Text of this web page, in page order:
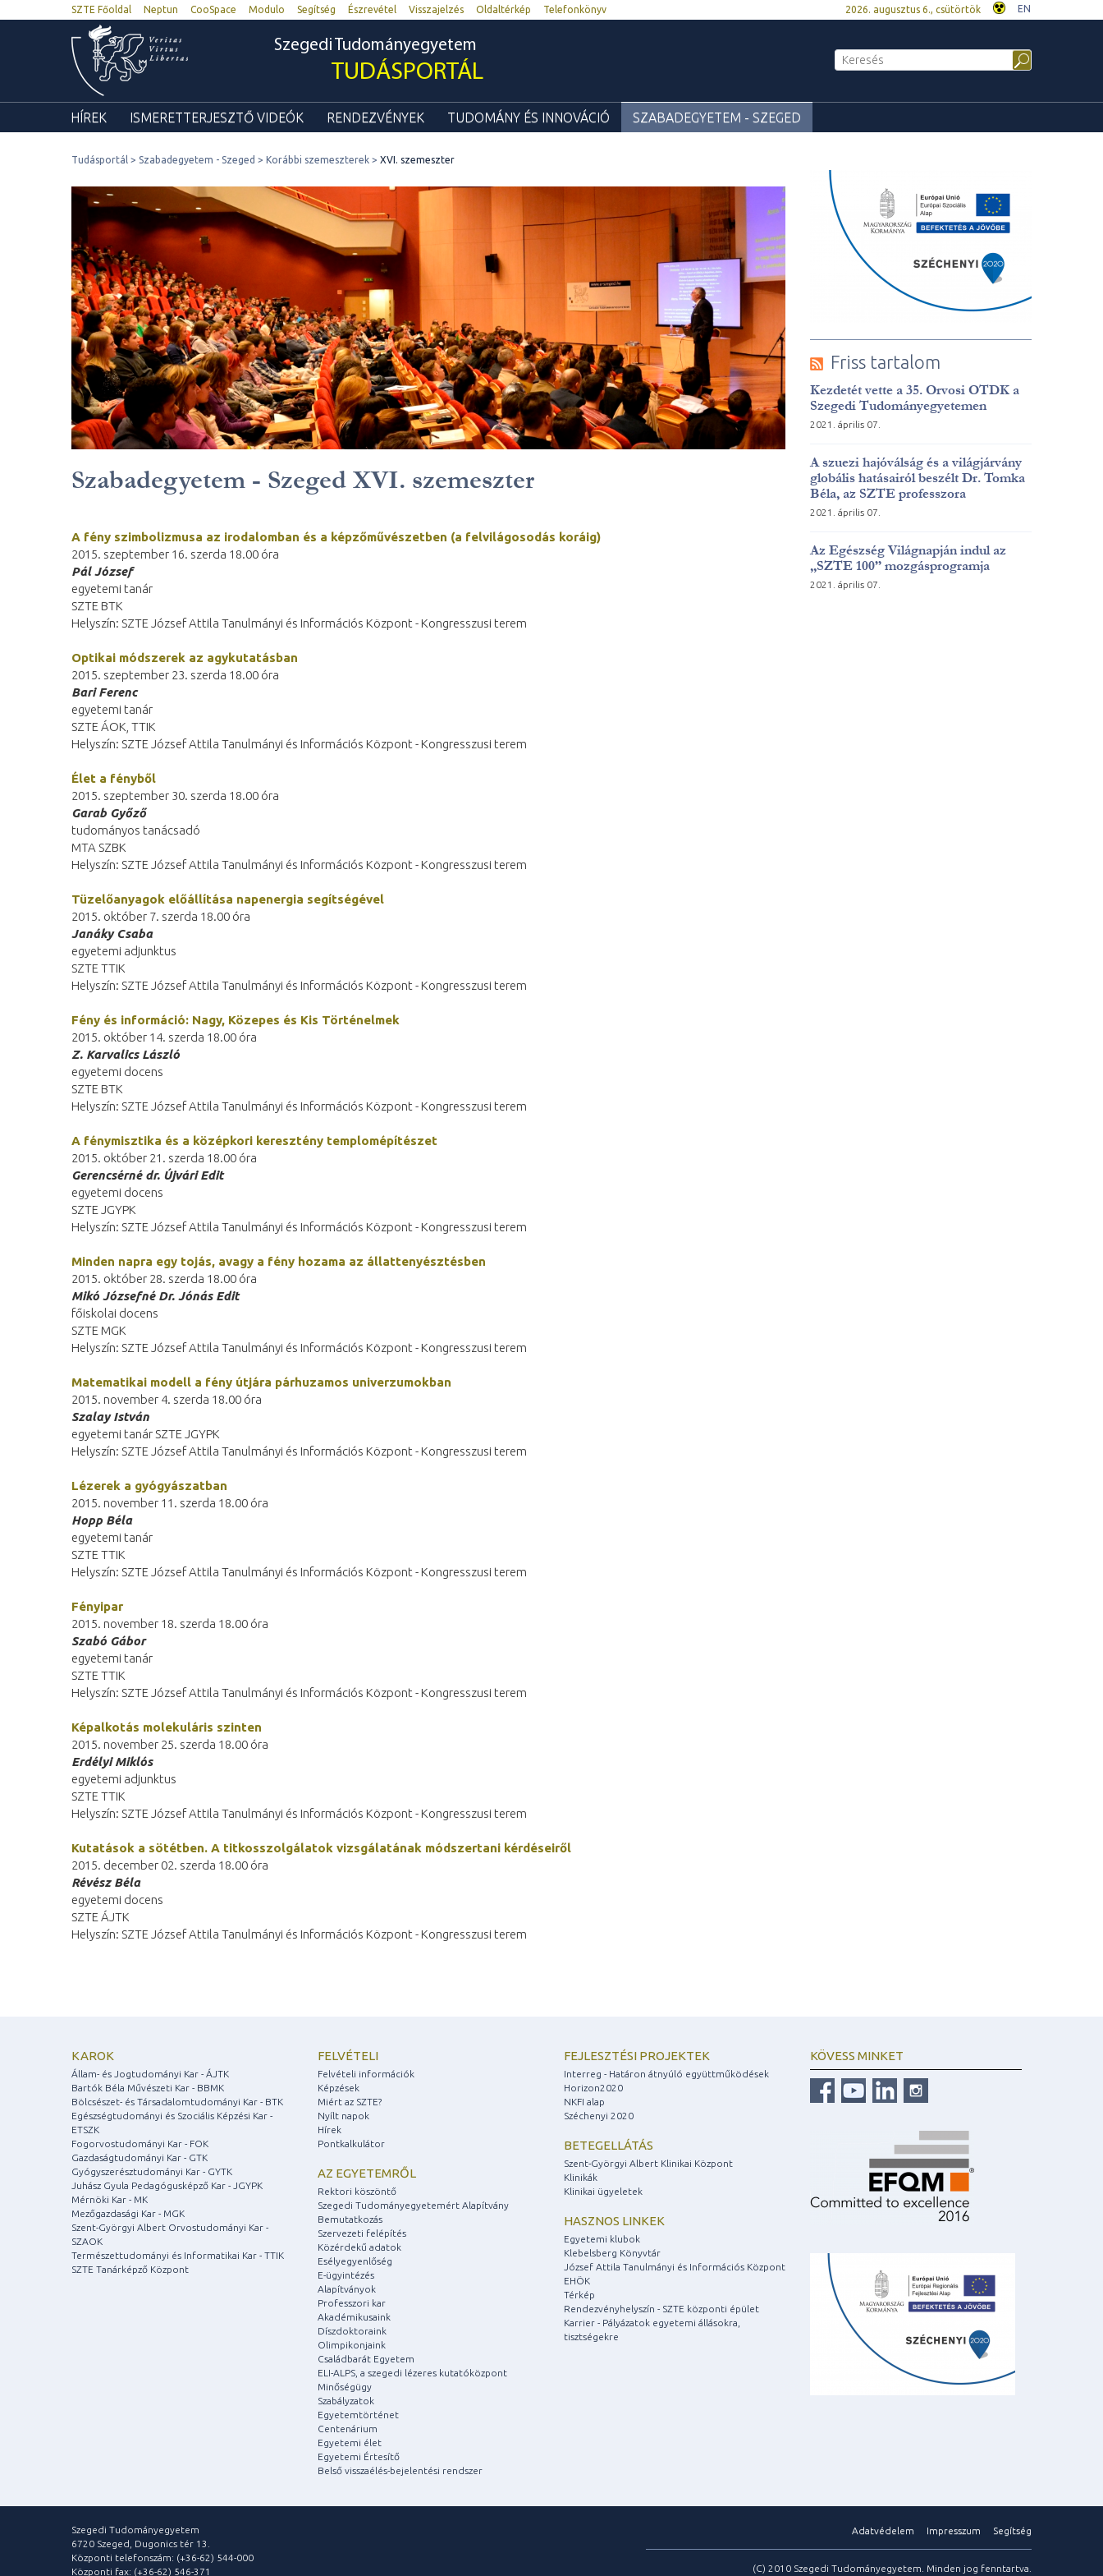
SZTE Főoldal Neptun CooSpace Modulo Segítség Észrevétel Visszajelzés Oldaltérkép Telefonkönyv 2026. augusztus 6., csütörtök EN
Szegedi Tudományegyetem
TUDÁSPORTÁL
HÍREK ISMERETTERJESZTŐ VIDEÓK RENDEZVÉNYEK TUDOMÁNY ÉS INNOVÁCIÓ SZABADEGYETEM - SZEGED
Tudásportál Szabadegyetem - Szeged Korábbi szemeszterek XVI. szemeszter
Szabadegyetem - Szeged XVI. szemeszter
A fény szimbolizmusa az irodalomban és a képzőművészetben (a felvilágosodás koráig)
2015. szeptember 16. szerda 18.00 óra
Pál József
egyetemi tanár
SZTE BTK
Helyszín: SZTE József Attila Tanulmányi és Információs Központ - Kongresszusi terem
Optikai módszerek az agykutatásban
2015. szeptember 23. szerda 18.00 óra
Bari Ferenc
egyetemi tanár
SZTE ÁOK, TTIK
Helyszín: SZTE József Attila Tanulmányi és Információs Központ - Kongresszusi terem
Élet a fényből
2015. szeptember 30. szerda 18.00 óra
Garab Győző
tudományos tanácsadó
MTA SZBK
Helyszín: SZTE József Attila Tanulmányi és Információs Központ - Kongresszusi terem
Tüzelőanyagok előállítása napenergia segítségével
2015. október 7. szerda 18.00 óra
Janáky Csaba
egyetemi adjunktus
SZTE TTIK
Helyszín: SZTE József Attila Tanulmányi és Információs Központ - Kongresszusi terem
Fény és információ: Nagy, Közepes és Kis Történelmek
2015. október 14. szerda 18.00 óra
Z. Karvalics László
egyetemi docens
SZTE BTK
Helyszín: SZTE József Attila Tanulmányi és Információs Központ - Kongresszusi terem
A fénymisztika és a középkori keresztény templomépítészet
2015. október 21. szerda 18.00 óra
Gerencsérné dr. Újvári Edit
egyetemi docens
SZTE JGYPK
Helyszín: SZTE József Attila Tanulmányi és Információs Központ - Kongresszusi terem
Minden napra egy tojás, avagy a fény hozama az állattenyésztésben
2015. október 28. szerda 18.00 óra
Mikó Józsefné Dr. Jónás Edit
főiskolai docens
SZTE MGK
Helyszín: SZTE József Attila Tanulmányi és Információs Központ - Kongresszusi terem
Matematikai modell a fény útjára párhuzamos univerzumokban
2015. november 4. szerda 18.00 óra
Szalay István
egyetemi tanár SZTE JGYPK
Helyszín: SZTE József Attila Tanulmányi és Információs Központ - Kongresszusi terem
Lézerek a gyógyászatban
2015. november 11. szerda 18.00 óra
Hopp Béla
egyetemi tanár
SZTE TTIK
Helyszín: SZTE József Attila Tanulmányi és Információs Központ - Kongresszusi terem
Fényipar
2015. november 18. szerda 18.00 óra
Szabó Gábor
egyetemi tanár
SZTE TTIK
Helyszín: SZTE József Attila Tanulmányi és Információs Központ - Kongresszusi terem
Képalkotás molekuláris szinten
2015. november 25. szerda 18.00 óra
Erdélyi Miklós
egyetemi adjunktus
SZTE TTIK
Helyszín: SZTE József Attila Tanulmányi és Információs Központ - Kongresszusi terem
Kutatások a sötétben. A titkosszolgálatok vizsgálatának módszertani kérdéseiről
2015. december 02. szerda 18.00 óra
Révész Béla
egyetemi docens
SZTE ÁJTK
Helyszín: SZTE József Attila Tanulmányi és Információs Központ - Kongresszusi terem
Friss tartalom
Kezdetét vette a 35. Orvosi OTDK a
Szegedi Tudományegyetemen
2021. április 07.
A szuezi hajóválság és a világjárvány
globális hatásairól beszélt Dr. Tomka
Béla, az SZTE professzora
2021. április 07.
Az Egészség Világnapján indul az
„SZTE 100” mozgásprogramja
2021. április 07.
KAROK
Állam- és Jogtudományi Kar - ÁJTK
Bartók Béla Művészeti Kar - BBMK
Bölcsészet- és Társadalomtudományi Kar - BTK
Egészségtudományi és Szociális Képzési Kar -
ETSZK
Fogorvostudományi Kar - FOK
Gazdaságtudományi Kar - GTK
Gyógyszerésztudományi Kar - GYTK
Juhász Gyula Pedagógusképző Kar - JGYPK
Mérnöki Kar - MK
Mezőgazdasági Kar - MGK
Szent-Györgyi Albert Orvostudományi Kar -
SZAOK
Természettudományi és Informatikai Kar - TTIK
SZTE Tanárképző Központ
FELVÉTELI
Felvételi információk
Képzések
Miért az SZTE?
Nyílt napok
Hírek
Pontkalkulátor
AZ EGYETEMRŐL
Rektori köszöntő
Szegedi Tudományegyetemért Alapítvány
Bemutatkozás
Szervezeti felépítés
Közérdekű adatok
Esélyegyenlőség
E-ügyintézés
Alapítványok
Professzori kar
Akadémikusaink
Díszdoktoraink
Olimpikonjaink
Családbarát Egyetem
ELI-ALPS, a szegedi lézeres kutatóközpont
Minőségügy
Szabályzatok
Egyetemtörténet
Centenárium
Egyetemi élet
Egyetemi Értesítő
Belső visszaélés-bejelentési rendszer
FEJLESZTÉSI PROJEKTEK
Interreg - Határon átnyúló együttműködések
Horizon2020
NKFI alap
Széchenyi 2020
BETEGELLÁTÁS
Szent-Györgyi Albert Klinikai Központ
Klinikák
Klinikai ügyeletek
HASZNOS LINKEK
Egyetemi klubok
Klebelsberg Könyvtár
József Attila Tanulmányi és Információs Központ
EHÖK
Térkép
Rendezvényhelyszín - SZTE központi épület
Karrier - Pályázatok egyetemi állásokra,
tisztségekre
KÖVESS MINKET
Szegedi Tudományegyetem
6720 Szeged, Dugonics tér 13.
Központi telefonszám: (+36-62) 544-000
Központi fax: (+36-62) 546-371
Adatvédelem Impresszum Segítség
(C) 2010 Szegedi Tudományegyetem. Minden jog fenntartva.